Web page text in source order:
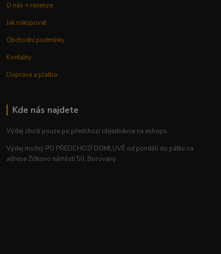
O nás + recenze
Jak nakupovat
Obchodní podmínky
Kontakty
Doprava a platba
Kde nás najdete
Výdej zboží pouze po předchozí objednávce na eshopu.
Výdej možný PO PŘEDCHOZÍ DOMLUVĚ od pondělí do pátku na
adrese Žižkovo náměstí 50, Borovany.